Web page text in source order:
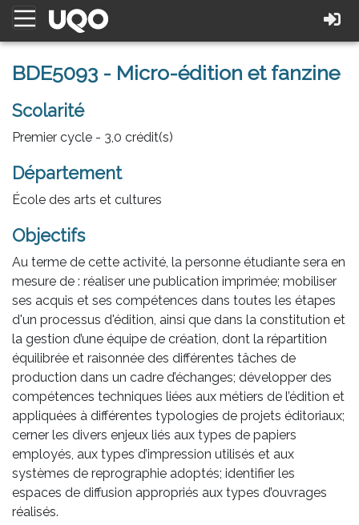
BDE5093 - Micro-édition et fanzine
Scolarité
Premier cycle - 3,0 crédit(s)
Département
École des arts et cultures
Objectifs
Au terme de cette activité, la personne étudiante sera en
mesure de : réaliser une publication imprimée; mobiliser
ses acquis et ses compétences dans toutes les étapes
d'un processus d'édition, ainsi que dans la constitution et
la gestion d’une équipe de création, dont la répartition
équilibrée et raisonnée des différentes tâches de
production dans un cadre d’échanges; développer des
compétences techniques liées aux métiers de l’édition et
appliquées à différentes typologies de projets éditoriaux;
cerner les divers enjeux liés aux types de papiers
employés, aux types d’impression utilisés et aux
systèmes de reprographie adoptés; identifier les
espaces de diffusion appropriés aux types d’ouvrages
réalisés.